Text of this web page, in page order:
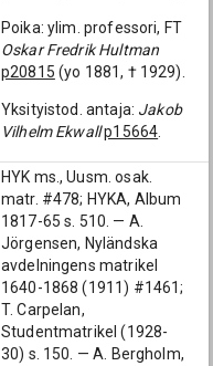
Poika: ylim. professori, FT
Oskar Fredrik Hultman
p20815 (yo 1881, † 1929).
Yksityistod. antaja: Jakob
Vilhelm Ekwallp15664
HYK ms., Uusm. osak.
matr. #478; HYKA, Album
1817-65 s. 510. — A.
Jörgensen, Nyländska
avdelningens matrikel
1640-1868 (1911) #1461;
T. Carpelan,
Studentmatrikel (1928-
30) s. 150. — A. Bergholm,